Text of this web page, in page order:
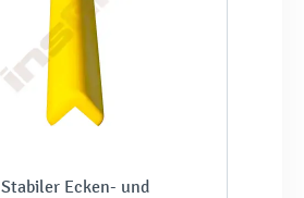
Stabiler Ecken- und